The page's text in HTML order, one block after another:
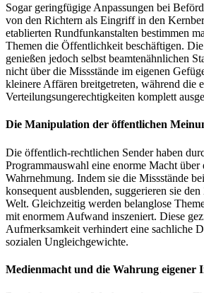
Sogar geringfügige Anpassungen bei
von den Richtern als Eingriff in den
etablierten Rundfunkanstalten bestimmen
Themen die Öffentlichkeit beschäftigen.
genießen jedoch selbst beamtenähnlichen
nicht über die Missstände im eigenen
kleinere Affären breitgetreten, während die
Verteilungsungerechtigkeiten komplett
Die Manipulation der öffentlichen
Die öffentlich-rechtlichen Sender haben
Programmauswahl eine enorme Macht über
Wahrnehmung. Indem sie die Missstände
konsequent ausblenden, suggerieren sie
Welt. Gleichzeitig werden belanglose
mit enormem Aufwand inszeniert. Diese
Aufmerksamkeit verhindert eine sachliche
sozialen Ungleichgewichte.
Medienmacht und die Wahrung eigener